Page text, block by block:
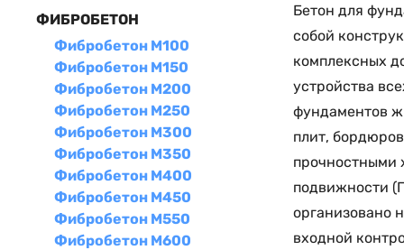
ФИБРОБЕТОН
Фибробетон М100
Фибробетон М150
Фибробетон М200
Фибробетон М250
Фибробетон М300
Фибробетон М350
Фибробетон М400
Фибробетон М450
Фибробетон М550
Фибробетон М600
Бетон для
собой
комплексных
устройства
фундаментов
плит,
прочностными
подвижности
организовано
входной